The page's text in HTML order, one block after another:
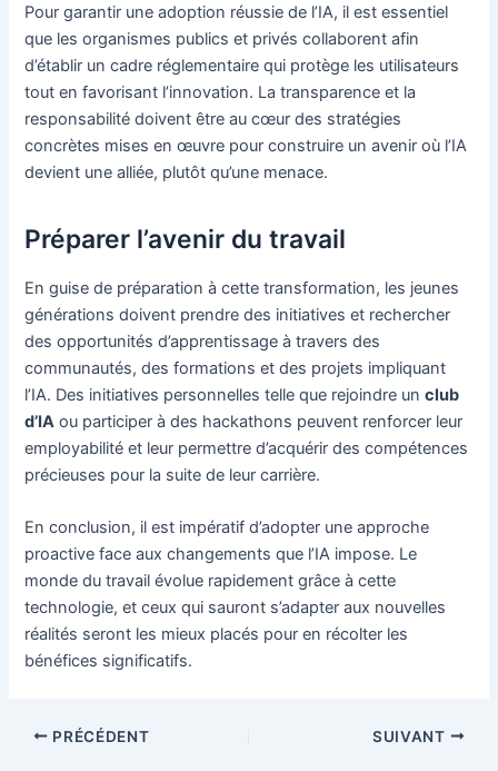
Pour garantir une adoption réussie de l’IA, il est essentiel
que les organismes publics et privés collaborent afin
d’établir un cadre réglementaire qui protège les utilisateurs
tout en favorisant l’innovation. La transparence et la
responsabilité doivent être au cœur des stratégies
concrètes mises en œuvre pour construire un avenir où l’IA
devient une alliée, plutôt qu’une menace.
Préparer l’avenir du travail
En guise de préparation à cette transformation, les jeunes
générations doivent prendre des initiatives et rechercher
des opportunités d’apprentissage à travers des
communautés, des formations et des projets impliquant
l’IA. Des initiatives personnelles telle que rejoindre unclub
d’IA ou participer à des hackathons peuvent renforcer leur
employabilité et leur permettre d’acquérir des compétences
précieuses pour la suite de leur carrière.
En conclusion, il est impératif d’adopter une approche
proactive face aux changements que l’IA impose. Le
monde du travail évolue rapidement grâce à cette
technologie, et ceux qui sauront s’adapter aux nouvelles
réalités seront les mieux placés pour en récolter les
bénéfices significatifs.
NavigationPRÉCÉDENT SUIVANT